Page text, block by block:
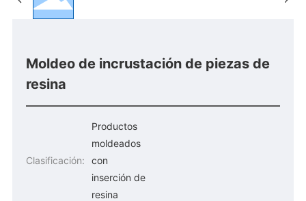
Moldeo de incrustación de piezas de
resina
Clasificación:
Productos
moldeados
con
inserción de
resina